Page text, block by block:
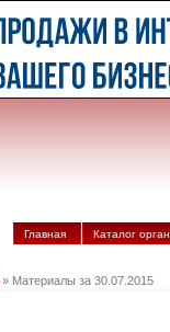
Главная Каталог
» Материалы за 30.07.2015